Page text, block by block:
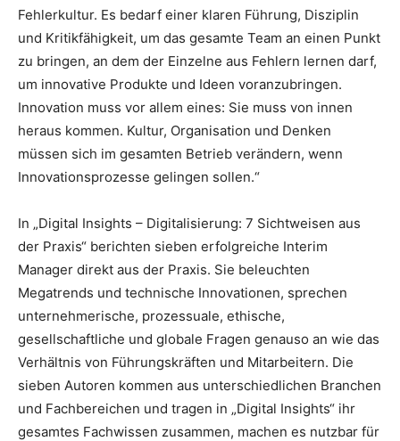
Fehlerkultur. Es bedarf einer klaren Führung, Disziplin
und Kritikfähigkeit, um das gesamte Team an einen Punkt
zu bringen, an dem der Einzelne aus Fehlern lernen darf,
um innovative Produkte und Ideen voranzubringen.
Innovation muss vor allem eines: Sie muss von innen
heraus kommen. Kultur, Organisation und Denken
müssen sich im gesamten Betrieb verändern, wenn
Innovationsprozesse gelingen sollen.“
In „Digital Insights – Digitalisierung: 7 Sichtweisen aus
der Praxis“ berichten sieben erfolgreiche Interim
Manager direkt aus der Praxis. Sie beleuchten
Megatrends und technische Innovationen, sprechen
unternehmerische, prozessuale, ethische,
gesellschaftliche und globale Fragen genauso an wie das
Verhältnis von Führungskräften und Mitarbeitern. Die
sieben Autoren kommen aus unterschiedlichen Branchen
und Fachbereichen und tragen in „Digital Insights“ ihr
gesamtes Fachwissen zusammen, machen es nutzbar für